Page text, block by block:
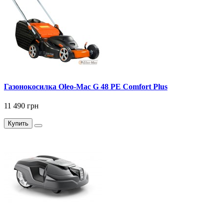
Газонокосилка Оlео-Маc G 48 PE Comfort Plus
11 490 грн
Купить